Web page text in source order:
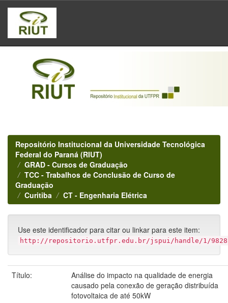
Skip
navigation
Repositório Institucional da Universidade Tecnológica
Federal do Paraná (RIUT)
GRAD - Cursos de Graduação
TCC - Trabalhos de Conclusão de Curso de
Graduação
Curitiba
CT - Engenharia Elétrica
Use este identificador para citar ou linkar para este item:
http://repositorio.utfpr.edu.br/jspui/handle/1/9828
Título:
Análise do impacto na qualidade de energia
causado pela conexão de geração distribuída
fotovoltaica de até 50kW